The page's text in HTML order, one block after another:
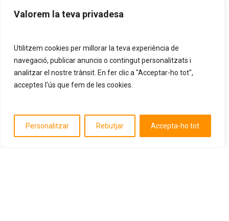
Valorem la teva privadesa
Utilitzem cookies per millorar la teva experiència de
navegació, publicar anuncis o contingut personalitzats i
analitzar el nostre trànsit. En fer clic a "Acceptar-ho tot",
acceptes l'ús que fem de les cookies.
Personalitzar Rebutjar Accepta-ho tot
Subvenció per a la digitalització